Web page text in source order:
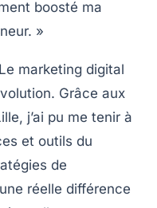
boosté ma
»
marketing digital
Grâce aux
j’ai pu me tenir à
et outils du
de
réelle différence